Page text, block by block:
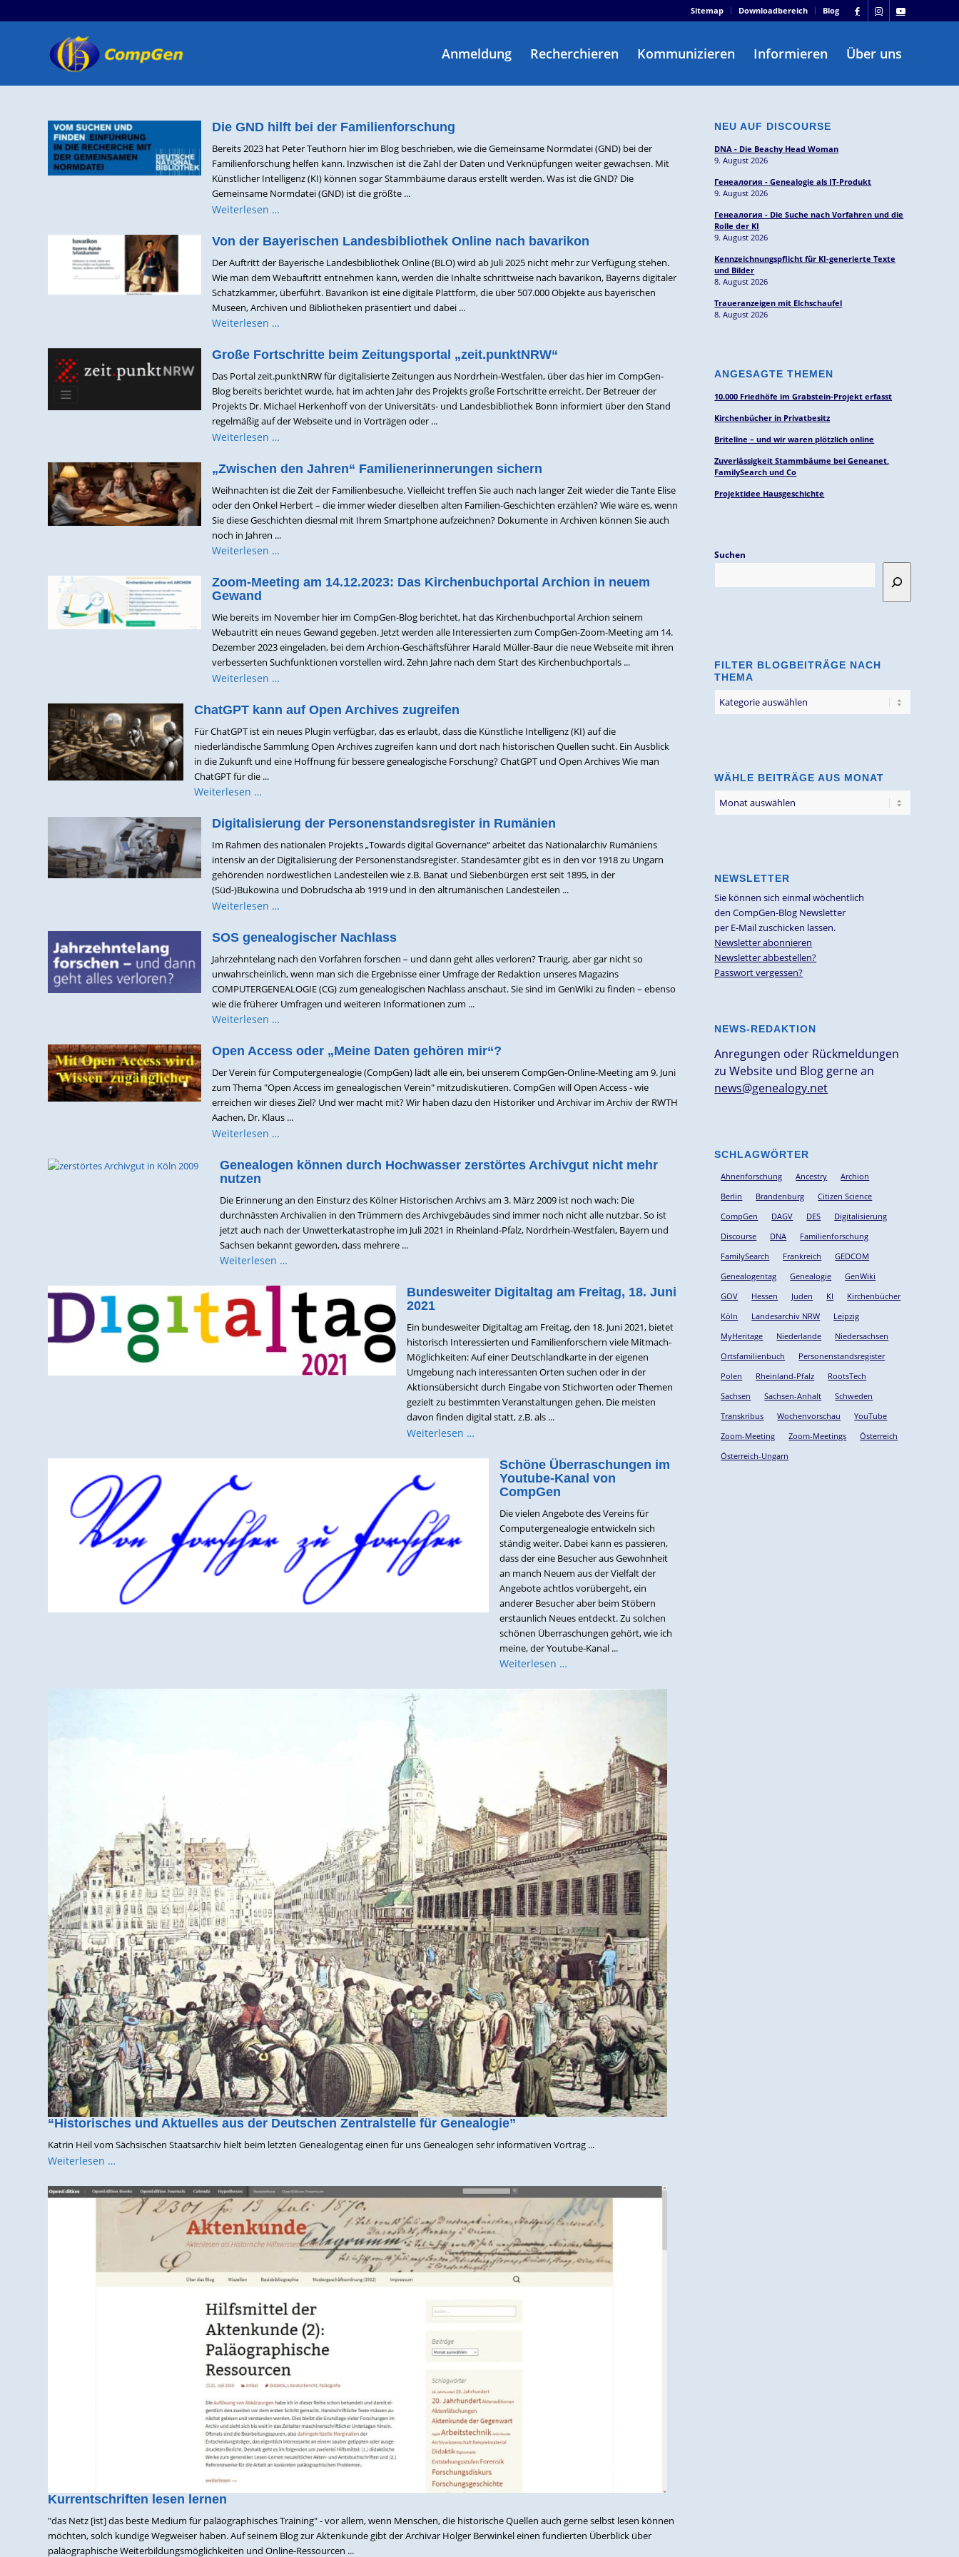
Sitemap Downloadbereich Blog
Anmeldung Recherchieren Kommunizieren Informieren Über uns
Die GND hilft bei der Familienforschung
Bereits 2023 hat Peter Teuthorn hier im Blog beschrieben, wie die Gemeinsame Normdatei (GND) bei der
Familienforschung helfen kann. Inzwischen ist die Zahl der Daten und Verknüpfungen weiter gewachsen. Mit
Künstlicher Intelligenz (KI) können sogar Stammbäume daraus erstellt werden. Was ist die GND? Die
Gemeinsame Normdatei (GND) ist die größte ...
Weiterlesen …
Von der Bayerischen Landesbibliothek Online nach bavarikon
Der Auftritt der Bayerische Landesbibliothek Online (BLO) wird ab Juli 2025 nicht mehr zur Verfügung stehen.
Wie man dem Webauftritt entnehmen kann, werden die Inhalte schrittweise nach bavarikon, Bayerns digitaler
Schatzkammer, überführt. Bavarikon ist eine digitale Plattform, die über 507.000 Objekte aus bayerischen
Museen, Archiven und Bibliotheken präsentiert und dabei ...
Weiterlesen …
Große Fortschritte beim Zeitungsportal „zeit.punktNRW“
Das Portal zeit.punktNRW für digitalisierte Zeitungen aus Nordrhein-Westfalen, über das hier im CompGen-
Blog bereits berichtet wurde, hat im achten Jahr des Projekts große Fortschritte erreicht. Der Betreuer der
Projekts Dr. Michael Herkenhoff von der Universitäts- und Landesbibliothek Bonn informiert über den Stand
regelmäßig auf der Webseite und in Vorträgen oder ...
Weiterlesen …
„Zwischen den Jahren“ Familienerinnerungen sichern
Weihnachten ist die Zeit der Familienbesuche. Vielleicht treffen Sie auch nach langer Zeit wieder die Tante Elise
oder den Onkel Herbert – die immer wieder dieselben alten Familien-Geschichten erzählen? Wie wäre es, wenn
Sie diese Geschichten diesmal mit Ihrem Smartphone aufzeichnen? Dokumente in Archiven können Sie auch
noch in Jahren ...
Weiterlesen …
Zoom-Meeting am 14.12.2023: Das Kirchenbuchportal Archion in neuem
Gewand
Wie bereits im November hier im CompGen-Blog berichtet, hat das Kirchenbuchportal Archion seinem
Webautritt ein neues Gewand gegeben. Jetzt werden alle Interessierten zum CompGen-Zoom-Meeting am 14.
Dezember 2023 eingeladen, bei dem Archion-Geschäftsführer Harald Müller-Baur die neue Webseite mit ihren
verbesserten Suchfunktionen vorstellen wird. Zehn Jahre nach dem Start des Kirchenbuchportals ...
Weiterlesen …
ChatGPT kann auf Open Archives zugreifen
Für ChatGPT ist ein neues Plugin verfügbar, das es erlaubt, dass die Künstliche Intelligenz (KI) auf die
niederländische Sammlung Open Archives zugreifen kann und dort nach historischen Quellen sucht. Ein Ausblick
in die Zukunft und eine Hoffnung für bessere genealogische Forschung? ChatGPT und Open Archives Wie man
ChatGPT für die ...
Weiterlesen …
Digitalisierung der Personenstandsregister in Rumänien
Im Rahmen des nationalen Projekts „Towards digital Governance“ arbeitet das Nationalarchiv Rumäniens
intensiv an der Digitalisierung der Personenstandsregister. Standesämter gibt es in den vor 1918 zu Ungarn
gehörenden nordwestlichen Landesteilen wie z.B. Banat und Siebenbürgen erst seit 1895, in der
(Süd-)Bukowina und Dobrudscha ab 1919 und in den altrumänischen Landesteilen ...
Weiterlesen …
SOS genealogischer Nachlass
Jahrzehntelang nach den Vorfahren forschen – und dann geht alles verloren? Traurig, aber gar nicht so
unwahrscheinlich, wenn man sich die Ergebnisse einer Umfrage der Redaktion unseres Magazins
COMPUTERGENEALOGIE (CG) zum genealogischen Nachlass anschaut. Sie sind im GenWiki zu finden – ebenso
wie die früherer Umfragen und weiteren Informationen zum ...
Weiterlesen …
Open Access oder „Meine Daten gehören mir“?
Der Verein für Computergenealogie (CompGen) lädt alle ein, bei unserem CompGen-Online-Meeting am 9. Juni
zum Thema "Open Access im genealogischen Verein" mitzudiskutieren. CompGen will Open Access - wie
erreichen wir dieses Ziel? Und wer macht mit? Wir haben dazu den Historiker und Archivar im Archiv der RWTH
Aachen, Dr. Klaus ...
Weiterlesen …
Genealogen können durch Hochwasser zerstörtes Archivgut nicht mehr
nutzen
Die Erinnerung an den Einsturz des Kölner Historischen Archivs am 3. März 2009 ist noch wach: Die
durchnässten Archivalien in den Trümmern des Archivgebäudes sind immer noch nicht alle nutzbar. So ist
jetzt auch nach der Unwetterkatastrophe im Juli 2021 in Rheinland-Pfalz, Nordrhein-Westfalen, Bayern und
Sachsen bekannt geworden, dass mehrere ...
Weiterlesen …
Bundesweiter Digitaltag am Freitag, 18. Juni
2021
Ein bundesweiter Digitaltag am Freitag, den 18. Juni 2021, bietet
historisch Interessierten und Familienforschern viele Mitmach-
Möglichkeiten: Auf einer Deutschlandkarte in der eigenen
Umgebung nach interessanten Orten suchen oder in der
Aktionsübersicht durch Eingabe von Stichworten oder Themen
gezielt zu bestimmten Veranstaltungen gehen. Die meisten
davon finden digital statt, z.B. als ...
Weiterlesen …
Schöne Überraschungen im
Youtube-Kanal von
CompGen
Die vielen Angebote des Vereins für
Computergenealogie entwickeln sich
ständig weiter. Dabei kann es passieren,
dass der eine Besucher aus Gewohnheit
an manch Neuem aus der Vielfalt der
Angebote achtlos vorübergeht, ein
anderer Besucher aber beim Stöbern
erstaunlich Neues entdeckt. Zu solchen
schönen Überraschungen gehört, wie ich
meine, der Youtube-Kanal ...
Weiterlesen …
“Historisches und Aktuelles aus der Deutschen Zentralstelle für Genealogie”
Katrin Heil vom Sächsischen Staatsarchiv hielt beim letzten Genealogentag einen für uns Genealogen sehr informativen Vortrag ...
Weiterlesen …
Kurrentschriften lesen lernen
"das Netz [ist] das beste Medium für paläographisches Training" - vor allem, wenn Menschen, die historische Quellen auch gerne selbst lesen können
möchten, solch kundige Wegweiser haben. Auf seinem Blog zur Aktenkunde gibt der Archivar Holger Berwinkel einen fundierten Überblick über
paläographische Weiterbildungsmöglichkeiten und Online-Ressourcen ...
NEU AUF DISCOURSE
DNA - Die Beachy Head Woman
9. August 2026
Генеалогия - Genealogie als IT-Produkt
9. August 2026
Генеалогия - Die Suche nach Vorfahren und die
Rolle der KI
9. August 2026
Kennzeichnungspflicht für KI-generierte Texte
und Bilder
8. August 2026
Traueranzeigen mit Elchschaufel
8. August 2026
ANGESAGTE THEMEN
10.000 Friedhöfe im Grabstein-Projekt erfasst
Kirchenbücher in Privatbesitz
Briteline – und wir waren plötzlich online
Zuverlässigkeit Stammbäume bei Geneanet,
FamilySearch und Co
Projektidee Hausgeschichte
Suchen
FILTER BLOGBEITRÄGE NACH
THEMA
Blogbeiträge
WÄHLE BEITRÄGE AUS MONAT
NEWSLETTER
Sie können sich einmal wöchentlich
den CompGen-Blog Newsletter
per E-Mail zuschicken lassen.
Newsletter abonnieren
Newsletter abbestellen?
Passwort vergessen?
NEWS-REDAKTION
Anregungen oder Rückmeldungen
zu Website und Blog gerne an
news@genealogy.net
SCHLAGWÖRTER
Ahnenforschung Ancestry
Archion
Berlin
Brandenburg
Citizen Science
CompGen
DAGV DES
Digitalisierung
Discourse
DNA
Familienforschung
FamilySearch
Frankreich
GEDCOM
Genealogentag
Genealogie
GenWiki
GOV
Hessen Juden KI
Kirchenbücher
Köln
Landesarchiv NRW
Leipzig
MyHeritage
Niederlande
Niedersachsen
Ortsfamilienbuch
Personenstandsregister
Polen
Rheinland-Pfalz
RootsTech
Sachsen
Sachsen-Anhalt
Schweden
Transkribus
Wochenvorschau
YouTube
Zoom-Meeting
Zoom-Meetings
Österreich
Österreich-Ungarn